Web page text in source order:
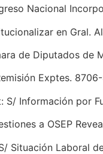
Nacional
en Gral.
de Diputados
Exptes.
Información por
a OSEP
Situación Laboral